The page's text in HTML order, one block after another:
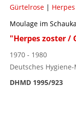
Gürtelrose |
Moulage im
"Herpes zoster /
1970 - 1980
Deutsches
DHMD 1995/923